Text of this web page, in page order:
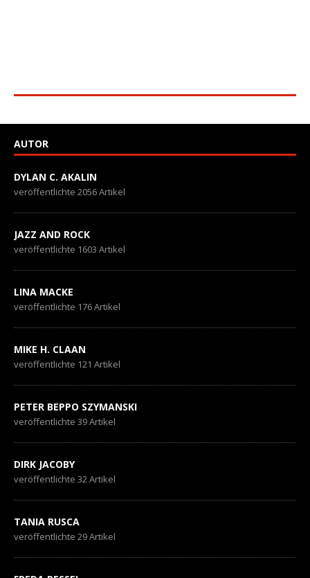
AUTOR
DYLAN C. AKALIN
veröffentlichte 2056 Artikel
JAZZ AND ROCK
veröffentlichte 1603 Artikel
LINA MACKE
veröffentlichte 176 Artikel
MIKE H. CLAAN
veröffentlichte 121 Artikel
PETER BEPPO SZYMANSKI
veröffentlichte 39 Artikel
DIRK JACOBY
veröffentlichte 32 Artikel
TANIA RUSCA
veröffentlichte 29 Artikel